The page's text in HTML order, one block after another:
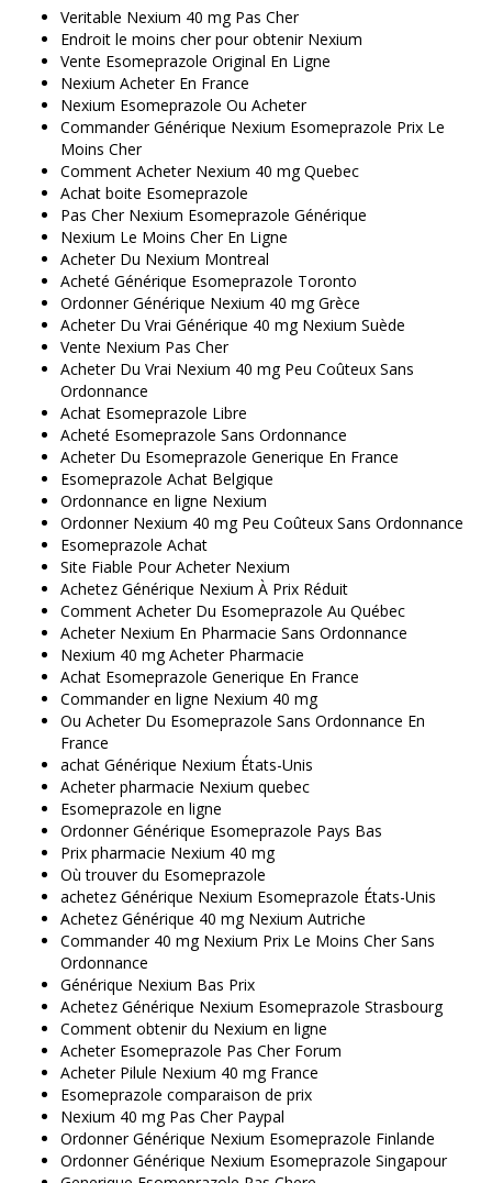
Veritable Nexium 40 mg Pas Cher
Endroit le moins cher pour obtenir Nexium
Vente Esomeprazole Original En Ligne
Nexium Acheter En France
Nexium Esomeprazole Ou Acheter
Commander Générique Nexium Esomeprazole Prix Le
Moins Cher
Comment Acheter Nexium 40 mg Quebec
Achat boite Esomeprazole
Pas Cher Nexium Esomeprazole Générique
Nexium Le Moins Cher En Ligne
Acheter Du Nexium Montreal
Acheté Générique Esomeprazole Toronto
Ordonner Générique Nexium 40 mg Grèce
Acheter Du Vrai Générique 40 mg Nexium Suède
Vente Nexium Pas Cher
Acheter Du Vrai Nexium 40 mg Peu Coûteux Sans
Ordonnance
Achat Esomeprazole Libre
Acheté Esomeprazole Sans Ordonnance
Acheter Du Esomeprazole Generique En France
Esomeprazole Achat Belgique
Ordonnance en ligne Nexium
Ordonner Nexium 40 mg Peu Coûteux Sans Ordonnance
Esomeprazole Achat
Site Fiable Pour Acheter Nexium
Achetez Générique Nexium À Prix Réduit
Comment Acheter Du Esomeprazole Au Québec
Acheter Nexium En Pharmacie Sans Ordonnance
Nexium 40 mg Acheter Pharmacie
Achat Esomeprazole Generique En France
Commander en ligne Nexium 40 mg
Ou Acheter Du Esomeprazole Sans Ordonnance En
France
achat Générique Nexium États-Unis
Acheter pharmacie Nexium quebec
Esomeprazole en ligne
Ordonner Générique Esomeprazole Pays Bas
Prix pharmacie Nexium 40 mg
Où trouver du Esomeprazole
achetez Générique Nexium Esomeprazole États-Unis
Achetez Générique 40 mg Nexium Autriche
Commander 40 mg Nexium Prix Le Moins Cher Sans
Ordonnance
Générique Nexium Bas Prix
Achetez Générique Nexium Esomeprazole Strasbourg
Comment obtenir du Nexium en ligne
Acheter Esomeprazole Pas Cher Forum
Acheter Pilule Nexium 40 mg France
Esomeprazole comparaison de prix
Nexium 40 mg Pas Cher Paypal
Ordonner Générique Nexium Esomeprazole Finlande
Ordonner Générique Nexium Esomeprazole Singapour